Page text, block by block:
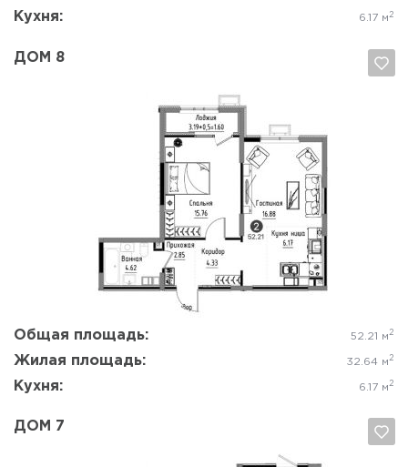
Кухня: 6.17 м 2
ДОМ 8
Общая площадь: 52.21 м 2
Жилая площадь: 32.64 м 2
Кухня: 6.17 м 2
Да, удалить
ДОМ 7